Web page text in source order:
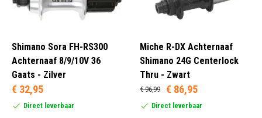
Naaf (1)
1V (16)
6V (4)
7V (9)
8V (11)
Shimano Sora FH-RS300
Achternaaf 8/9/10V 36
Gaats - Zilver
€ 32,95
Direct leverbaar
Miche R-DX Achternaaf
Shimano 24G Centerlock
Thru - Zwart
€ 96,99 € 86,95
Direct leverbaar